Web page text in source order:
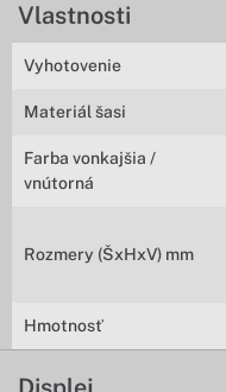
Vlastnosti
Vyhotovenie
Materiál šasi
Farba vonkajšia /
vnútorná
Rozmery (ŠxHxV) mm
Hmotnosť